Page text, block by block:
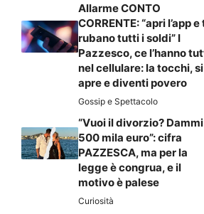
Allarme CONTO
CORRENTE: “apri l’app e
rubano tutti i soldi” I
Pazzesco, ce l’hanno
nel cellulare: la tocchi, si
apre e diventi povero
Gossip e Spettacolo
“Vuoi il divorzio? Dammi
500 mila euro”: cifra
PAZZESCA, ma per la
legge è congrua, e il
motivo è palese
Curiosità